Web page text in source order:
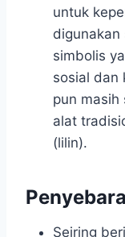
untuk
digunakan
simbolis
sosial dan
pun masih
alat
(lilin).
Seiring